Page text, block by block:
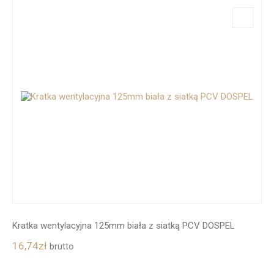
Kratka wentylacyjna 125mm biała z siatką PCV DOSPEL
16,74zł brutto